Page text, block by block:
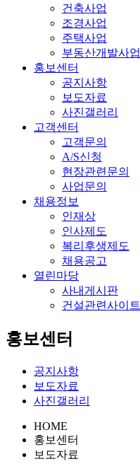
건축사업
조경사업
주택사업
부동산개발사업
홍보센터
공지사항
보도자료
사진갤러리
고객센터
고객문의
A/S신청
현장관련문의
사업문의
채용정보
인재상
인사제도
복리후생제도
채용공고
열린마당
사내게시판
건설관련사이트
홍보센터
공지사항
보도자료
사진갤러리
HOME
홍보센터
보도자료